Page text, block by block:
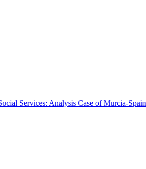
Services: Analysis Case of Murcia-Spain